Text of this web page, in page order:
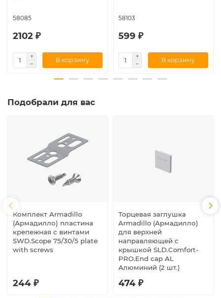
58085
2102 ₽
В корзину
58103
599 ₽
В корзину
Подобрали для вас
Комплект Armadillo
(Армадилло) пластина
крепежная с винтами
SWD.Scope 75/30/5 plate
with screws
244 ₽
Торцевая заглушка
Armadillo (Армадилло)
для верхней
направляющей с
крышкой SLD.Comfort-
PRO.End cap AL
Алюминий (2 шт.)
474 ₽